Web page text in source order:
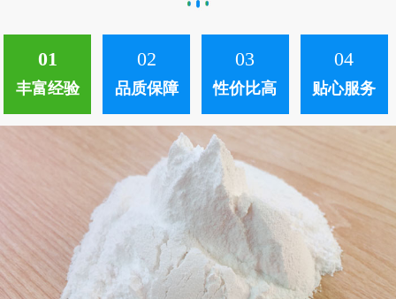
01
丰富经验
02
品质保障
03
性价比高
04
贴心服务